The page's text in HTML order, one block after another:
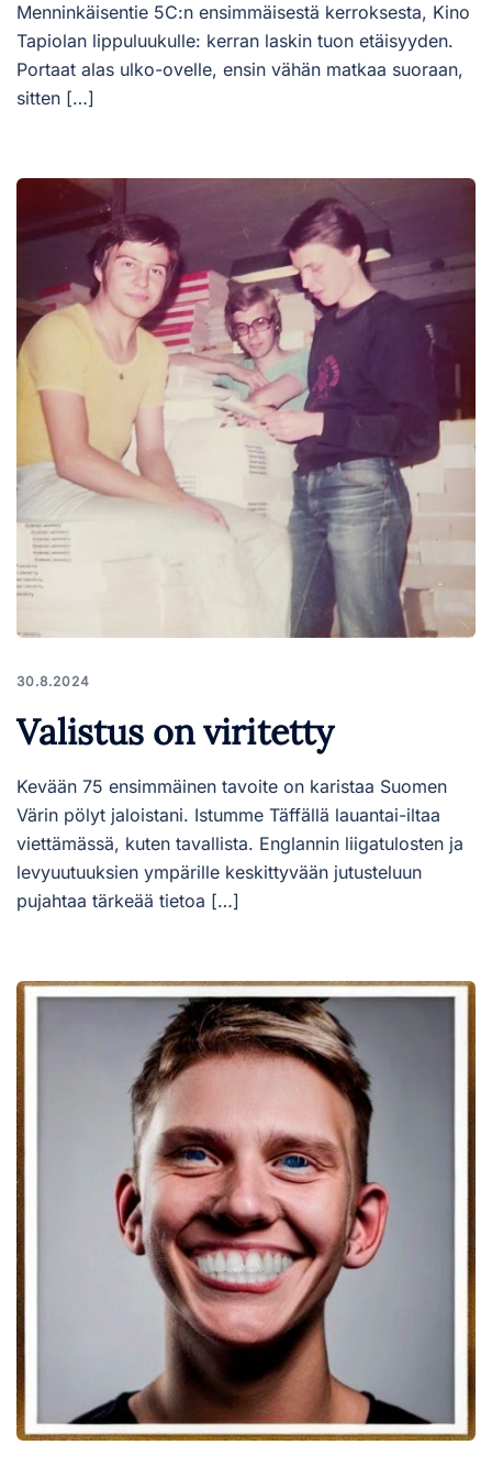
Menninkäisentie 5C:n ensimmäisestä kerroksesta, Kino
Tapiolan lippuluukulle: kerran laskin tuon etäisyyden.
Portaat alas ulko-ovelle, ensin vähän matkaa suoraan,
sitten […]
30.8.2024
Valistus on viritetty
Kevään 75 ensimmäinen tavoite on karistaa Suomen
Värin pölyt jaloistani. Istumme Täffällä lauantai-iltaa
viettämässä, kuten tavallista. Englannin liigatulosten ja
levyuutuuksien ympärille keskittyvään jutusteluun
pujahtaa tärkeää tietoa […]